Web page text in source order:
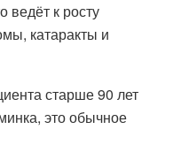
ведёт к росту
катаракты и
старше 90 лет
это обычное